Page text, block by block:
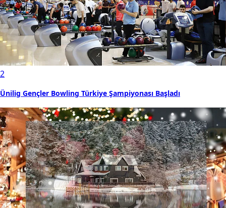
2
Ünilig Gençler Bowling Türkiye Şampiyonası Başladı